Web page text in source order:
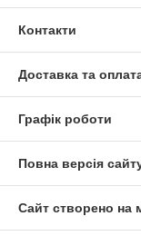
Контакти
Доставка та
Графік роботи
Повна версія
Сайт створено на